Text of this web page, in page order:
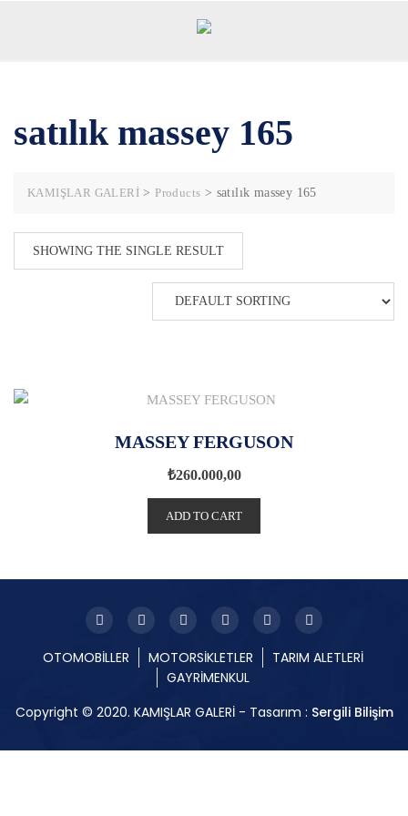
satılık massey 165
KAMIŞLAR GALERİ > Products > satılık massey 165
SHOWING THE SINGLE RESULT
MASSEY FERGUSON
₺260.000,00
ADD TO CART
OTOMOBİLLER MOTORSİKLETLER
TARIM ALETLERİ
GAYRİMENKUL
Copyright © 2020. KAMIŞLAR GALERİ - Tasarım : Sergili Bilişim